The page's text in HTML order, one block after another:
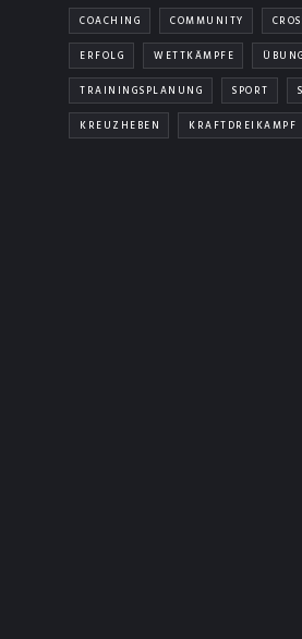
COACHING COMMUNITY
ERFOLG WETTKÄMPFE
TRAININGSPLANUNG SPORT
KREUZHEBEN KRAFTDREIKAMPF